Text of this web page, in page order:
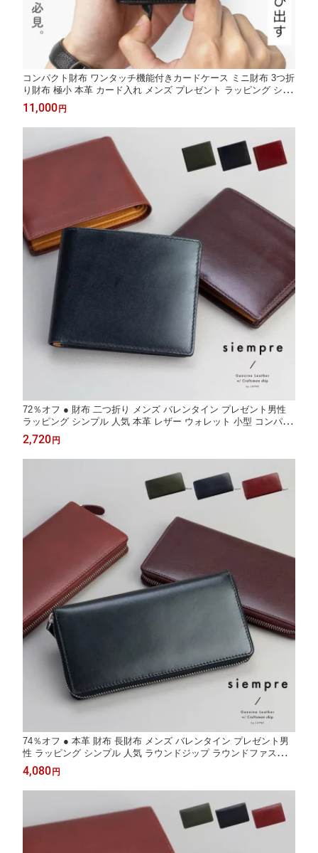
コンパクト財布 ワンタッチ機能付きカードケース ミニ財布 3つ折
り財布 極小 本革 カード入れ メンズ プレゼント ラッピング シン
プル ミニマリスト キャッシュレス 小さい 薄い スリム 薄型 人気
レザー 仕事 ギフト ビジネス 小銭入れなし クレジットカード
11,000 円
72％オフ ● 財布 二つ折り メンズ バレンタイン プレゼント男性
ラッピング シンプル 人気 本革 レザー ウォレット 小型 コンパク
ト 小さい財布 ミニ財布 小銭が取りやすい ボックス ビジネス 会
社 仕事 贈り物 入学祝い ギフト ブラック ブラウン siempre
2,720 円
74％オフ ● 本革 財布 長財布 メンズ バレンタイン プレゼント男
性 ラッピング シンプル 人気 ラウンドジップ ラウンドファスナー
レザー ウォレット ギフト 贈り物 会社 仕事 ブラック ブラウン ダ
ークブラウン ビジネス siempre
4,080 円